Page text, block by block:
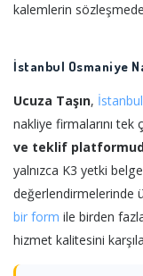
kalemlerin
İstanbul Osmaniye
Ucuza Taşın, İstanbul
nakliye firmalarını tek
ve teklif
yalnızca K3 yetki
değerlendirmelerinde
bir form ile birden
hizmet kalitesini